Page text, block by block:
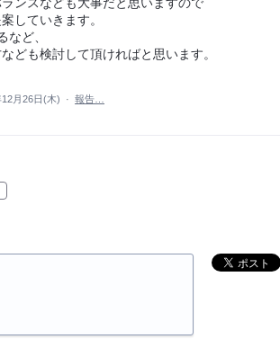
していきます。
など、
ども検討して頂ければと思います。
月26日(木) · 報告…